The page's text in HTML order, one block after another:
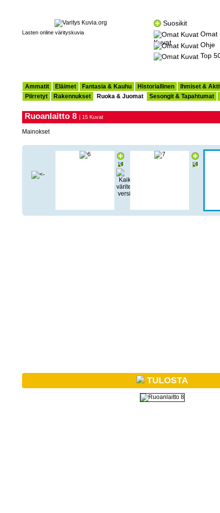
Lasten online värityskuvia
Suosikit
Omat
Kuvat
Ohje
Top
Ammatit Eläimet Fantasia & Kauhu Historiallinen
Ihmiset &
Piirretyt
Rakennukset Ruoka & Juomat Sesongit & Tapahtumat
Ruoanlaitto 8 | 15 Kuvat
Mainokset
TULOSTA